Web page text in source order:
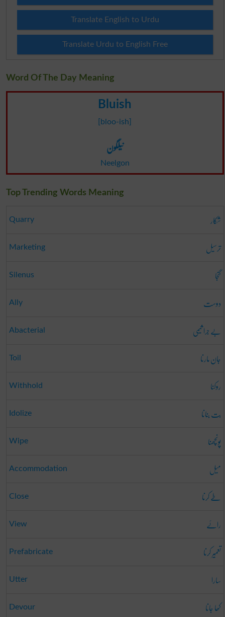
Translate English to Urdu
Translate Urdu to English Free
Word Of The Day Meaning
Bluish
[bloo-ish]
نیلگون
Neelgon
Top Trending Words Meaning
Quarry شکار
Marketing ترسیل
Silenus گنجا
Ally دوست
Abacterial بے جرا ثیمی
Toil جان مارنا
Withhold روکنا
Idolize بت بنانا
Wipe پونچھنا
Accommodation میل
Close طے کرنا
View رائے
Prefabricate تعمِیر کرنا
Utter سارا
Devour کھا جانا